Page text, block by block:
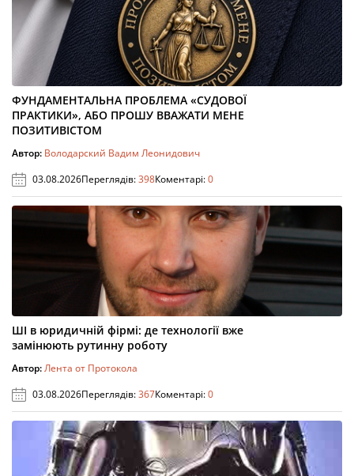
ФУНДАМЕНТАЛЬНА ПРОБЛЕМА «СУДОВОЇ
ПРАКТИКИ», АБО ПРОШУ ВВАЖАТИ МЕНЕ
ПОЗИТИВІСТОМ
Автор: Володарский Вадим Леонидович
03.08.2026Переглядів:398Коментарі:0
ШІ в юридичній фірмі: де технології вже
замінюють рутинну роботу
Автор:Лента от Протокола
03.08.2026Переглядів:367Коментарі:0